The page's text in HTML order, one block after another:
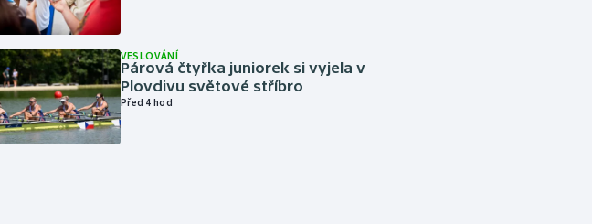
VESLOVÁNÍ
Párová čtyřka juniorek si vyjela v
Plovdivu světové stříbro
Před 4 hod